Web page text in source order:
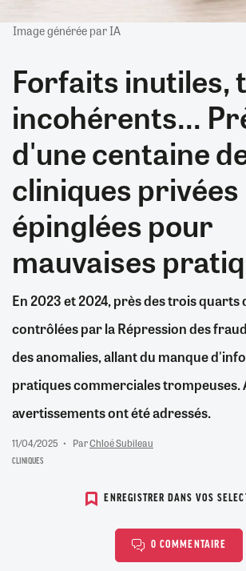
Image générée par IA
Forfaits inutiles,
incohérents...
d'une centaine
cliniques privées
épinglées pour
mauvaises
En 2023 et 2024, près des trois quarts
contrôlées par la Répression des
des anomalies, allant du manque
pratiques commerciales trompeuses.
avertissements ont été adressés.
11/04/2025 ParChloé Subileau
CLINIQUES
ENREGISTRER DANS VOS
0 COMMENTAIRE